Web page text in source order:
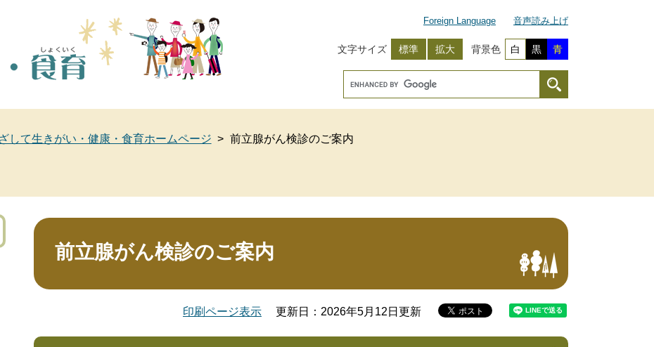
Foreign Language 音声読み上げ
文字サイズ 標準 拡大 背景色 白 黒 青
して生きがい・健康・食育ホームページ > 前立腺がん検診のご案内
本
前立腺がん検診のご案内
印刷ページ表示 更新日：2026年5月12日更新